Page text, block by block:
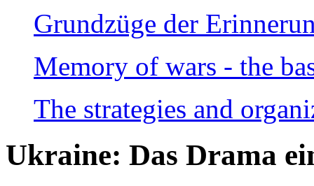
Grundzüge der
Memory of wars - the
The strategies and
Ukraine: Das Drama